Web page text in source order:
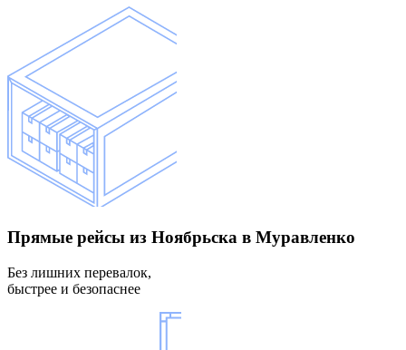
Прямые рейсы из Ноябрьска в Муравленко
Без лишних перевалок,
быстрее и безопаснее